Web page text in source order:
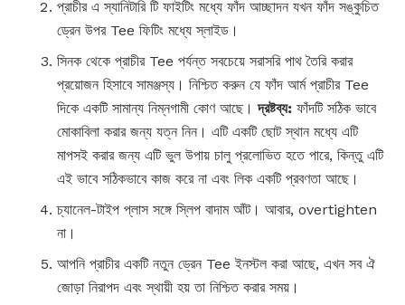
প্রাচীর এ স্যানিটারি টি ফাইটিং মধ্যে ফাঁদ আচ্ছাদন যখন ফাঁদ সঙ্কুচিত
ড্রেন উপর Tee ফিটিং মধ্যে স্লাইড।
সিনক থেকে প্রাচীর Tee পর্যন্ত সবচেয়ে সরাসরি পাথ তৈরি করার
প্রয়োজন হিসাবে সামঞ্জস্য। নিশ্চিত করুন যে ফাঁদ আর্ম প্রাচীর Tee
দিকে একটি সামান্য নিম্নগামী কোণ আছে।দ্রষ্টব্য: ফাঁদটি সঠিক ভাবে
মোকাবিলা করার জন্য যত্ন নিন। এটি একটি ছোট স্থান মধ্যে এটি
মাপসই করার জন্য এটি ভুল উপায় চালু প্রলোভিত হতে পারে, কিন্তু এটি
এই ভাবে সঠিকভাবে কাজ করে না এবং লিক একটি প্রবণতা আছে।
চ্যানেল-টাইপ প্লাস সঙ্গে স্লিপ বাদাম আঁট। আবার, overtighten
না।
আপনি প্রাচীর একটি নতুন ড্রেন Tee ইনস্টল করা আছে, এখন সব ঐ
জোড়া নিরাপদ এবং স্থায়ী হয় তা নিশ্চিত করার সময়।